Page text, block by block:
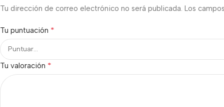
Tu dirección de correo electrónico no será publicada. Los
Tu puntuación *
Tu valoración *